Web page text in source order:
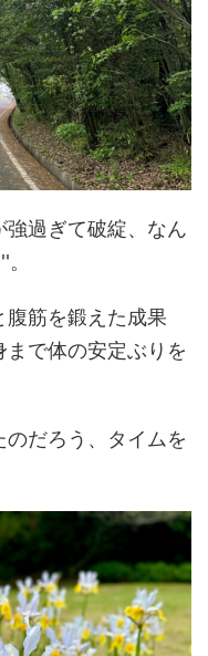
過ぎて破綻、なん
筋を鍛えた成果
で体の安定ぶりを
だろう、タイムを